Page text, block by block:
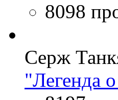
8098
Серж
"Легенда